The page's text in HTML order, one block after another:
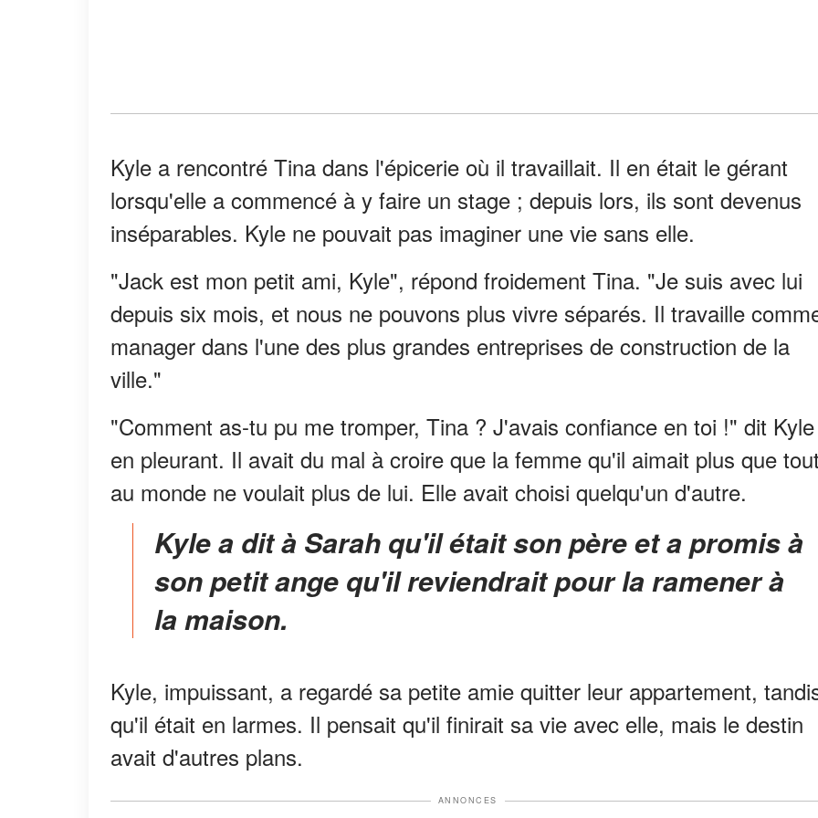
Kyle a rencontré Tina dans l'épicerie où il travaillait. Il en était le gérant
lorsqu'elle a commencé à y faire un stage ; depuis lors, ils sont devenus
inséparables. Kyle ne pouvait pas imaginer une vie sans elle.
"Jack est mon petit ami, Kyle", répond froidement Tina. "Je suis avec lui
depuis six mois, et nous ne pouvons plus vivre séparés. Il travaille
manager dans l'une des plus grandes entreprises de construction de la
ville."
"Comment as-tu pu me tromper, Tina ? J'avais confiance en toi !" dit Kyle
en pleurant. Il avait du mal à croire que la femme qu'il aimait plus que
au monde ne voulait plus de lui. Elle avait choisi quelqu'un d'autre.
Kyle a dit à Sarah qu'il était son père et a promis à
son petit ange qu'il reviendrait pour la ramener à
la maison.
Kyle, impuissant, a regardé sa petite amie quitter leur appartement,
qu'il était en larmes. Il pensait qu'il finirait sa vie avec elle, mais le destin
avait d'autres plans.
ANNONCES